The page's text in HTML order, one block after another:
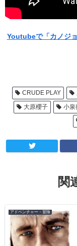
Youtubeで「カノジ
CRUDE PLAY
大原櫻子
小泉
関
アドベンチャー・冒険